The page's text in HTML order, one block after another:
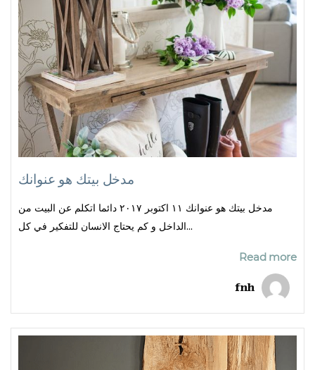
مدخل بيتك هو عنوانك
مدخل بيتك هو عنوانك ١١ اكتوبر ٢٠١٧ دائما اتكلم عن البيت من
الداخل و كم يحتاج الانسان للتفكير في كل...
Read more
fnh